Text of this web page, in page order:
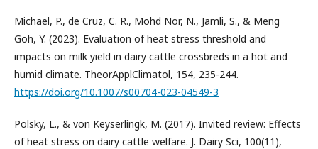
Michael, P., de Cruz, C. R., Mohd Nor, N., Jamli, S., & Meng
Goh, Y. (2023). Evaluation of heat stress threshold and
impacts on milk yield in dairy cattle crossbreds in a hot and
humid climate. TheorApplClimatol, 154, 235-244.
https://doi.org/10.1007/s00704-023-04549-3
Polsky, L., & von Keyserlingk, M. (2017). Invited review: Effects
of heat stress on dairy cattle welfare. J. Dairy Sci, 100(11),